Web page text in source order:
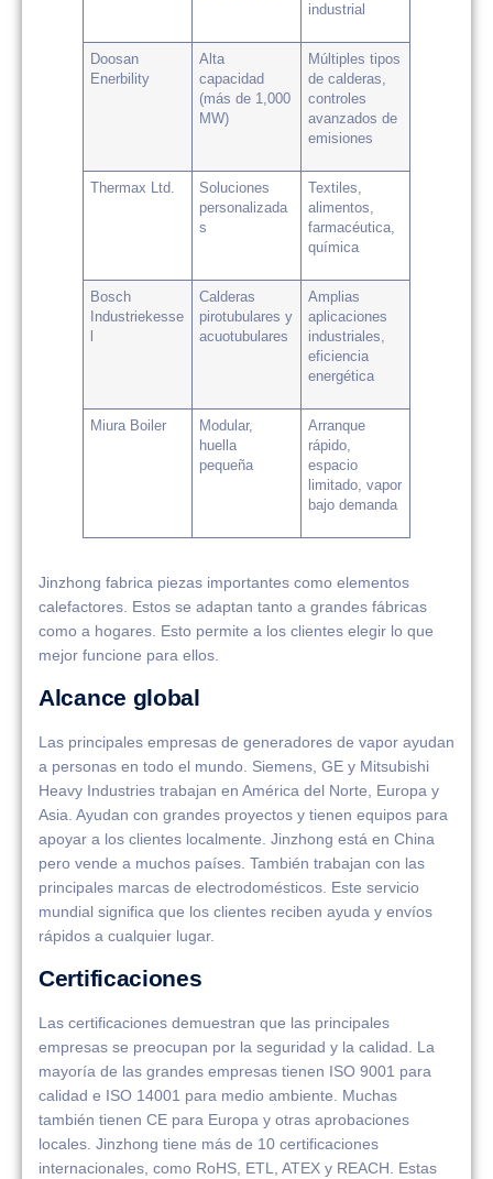
industrial
Doosan
Enerbility
Alta
capacidad
(más de 1,000
MW)
Múltiples tipos
de calderas,
controles
avanzados de
emisiones
Thermax Ltd.
Soluciones
personalizada
s
Textiles,
alimentos,
farmacéutica,
química
Bosch
Industriekesse
Calderas
pirotubulares y
acuotubulares
Amplias
aplicaciones
industriales,
eficiencia
energética
Miura Boiler
Modular,
huella
pequeña
Arranque
rápido,
espacio
limitado, vapor
bajo demanda
Jinzhong fabrica piezas importantes como elementos
calefactores. Estos se adaptan tanto a grandes fábricas
como a hogares. Esto permite a los clientes elegir lo que
mejor funcione para ellos.
Alcance global
Las principales empresas de generadores de vapor ayudan
a personas en todo el mundo. Siemens, GE y Mitsubishi
Heavy Industries trabajan en América del Norte, Europa y
Asia. Ayudan con grandes proyectos y tienen equipos para
apoyar a los clientes localmente. Jinzhong está en China
pero vende a muchos países. También trabajan con las
principales marcas de electrodomésticos. Este servicio
mundial significa que los clientes reciben ayuda y envíos
rápidos a cualquier lugar.
Certificaciones
Las certificaciones demuestran que las principales
empresas se preocupan por la seguridad y la calidad. La
mayoría de las grandes empresas tienen ISO 9001 para
calidad e ISO 14001 para medio ambiente. Muchas
también tienen CE para Europa y otras aprobaciones
locales. Jinzhong tiene más de 10 certificaciones
internacionales, como RoHS, ETL, ATEX y REACH. Estas